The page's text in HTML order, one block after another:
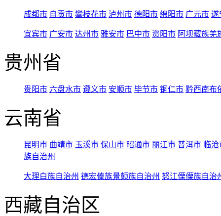
成都市 自贡市 攀枝花市 泸州市 德阳市 绵阳市 广元市 遂
宜宾市 广安市 达州市 雅安市 巴中市 资阳市 阿坝藏族羌
贵州省
贵阳市 六盘水市 遵义市 安顺市 毕节市 铜仁市 黔西南布
云南省
昆明市 曲靖市 玉溪市 保山市 昭通市 丽江市 普洱市 临
族自治州
大理白族自治州 德宏傣族景颇族自治州 怒江傈僳族自治
西藏自治区